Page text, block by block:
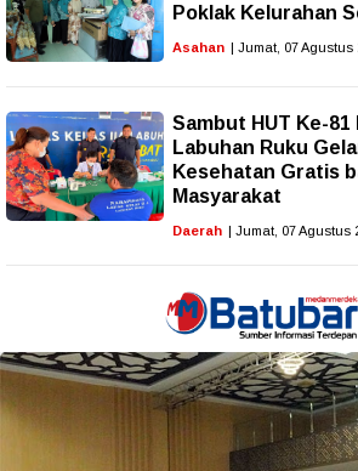
Poklak Kelurahan
Asahan | Jumat, 07 Agustus
Sambut HUT Ke-81
Labuhan Ruku
Kesehatan Gratis
Masyarakat
Daerah | Jumat, 07 Agustus